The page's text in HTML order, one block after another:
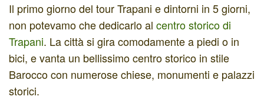
Il primo giorno del tour Trapani e dintorni in 5 giorni,
non potevamo che dedicarlo al centro storico di
Trapani. La città si gira comodamente a piedi o in
bici, e vanta un bellissimo centro storico in stile
Barocco con numerose chiese, monumenti e palazzi
storici.